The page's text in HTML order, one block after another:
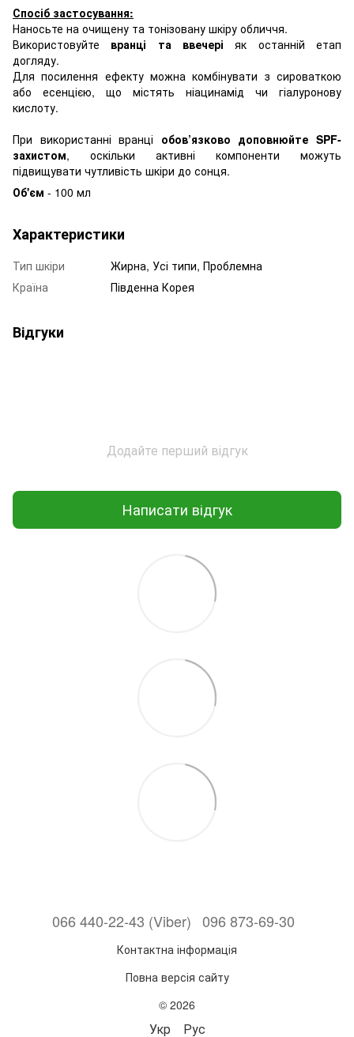
Спосіб застосування:
Наносьте на очищену та тонізовану шкіру обличчя.
Використовуйте вранці та ввечері як останній етап
догляду.
Для посилення ефекту можна комбінувати з сироваткою
або есенцією, що містять ніацинамід чи гіалуронову
кислоту.
При використанні вранці обов’язково доповнюйте SPF-
захистом, оскільки активні компоненти можуть
підвищувати чутливість шкіри до сонця.
Об'єм - 100 мл
Характеристики
Тип шкіри
Жирна, Усі типи, Проблемна
Країна
Південна Корея
Відгуки
Додайте перший відгук
Написати відгук
066 440-22-43 (Viber) 096 873-69-30
Контактна інформація
Повна версія сайту
© 2026
Укр Рус